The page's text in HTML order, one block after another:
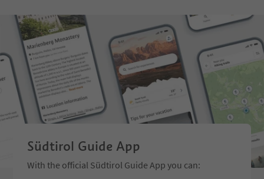
Südtirol Guide App
With the official Südtirol Guide App you can: